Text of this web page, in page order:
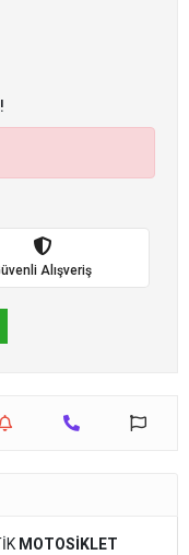
Alışveriş
MOTOSİKLET